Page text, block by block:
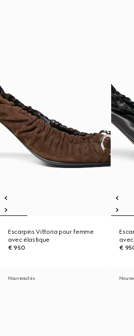
Escarpins Vittoria pour femme
avec élastique
€ 950
€
Nouveautés